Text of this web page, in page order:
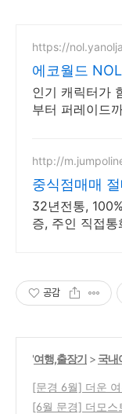
https://
에코월드
레저 매일 상
인기 캐릭터가
부터 퍼레이드
http://
중식점매매
빠른 직거래
32년전통,
증, 주인 직접통
공감
'여행,출장기 > 국내
[문경 6월] 더운
카들과 에코월드
[6월 문경] 더모스